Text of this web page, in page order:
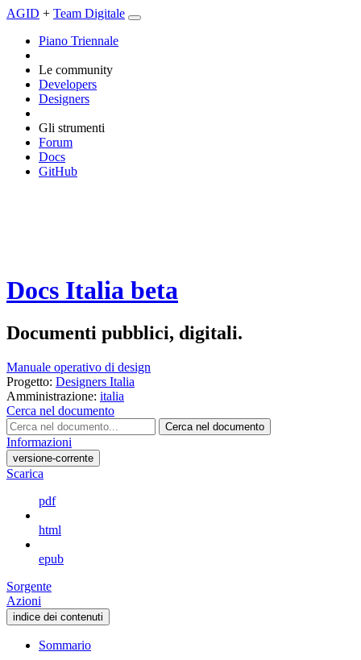
AGID + Team Digitale
Piano Triennale
Le community
Developers
Designers
Gli strumenti
Forum
Docs
GitHub
Docs Italia beta
Documenti pubblici, digitali.
Manuale operativo di design
Progetto: Designers Italia
Amministrazione: italia
Cerca nel documento
Cerca nel documento
Informazioni
versione-corrente
Scarica
pdf
html
epub
Sorgente
Azioni
indice dei contenuti
Sommario